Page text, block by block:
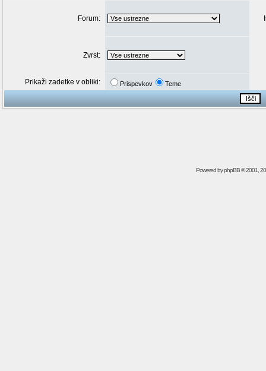
Forum:
Zvrst:
Prikaži zadetke v obliki: Prispevkov Teme
Powered byphpBB© 2001,